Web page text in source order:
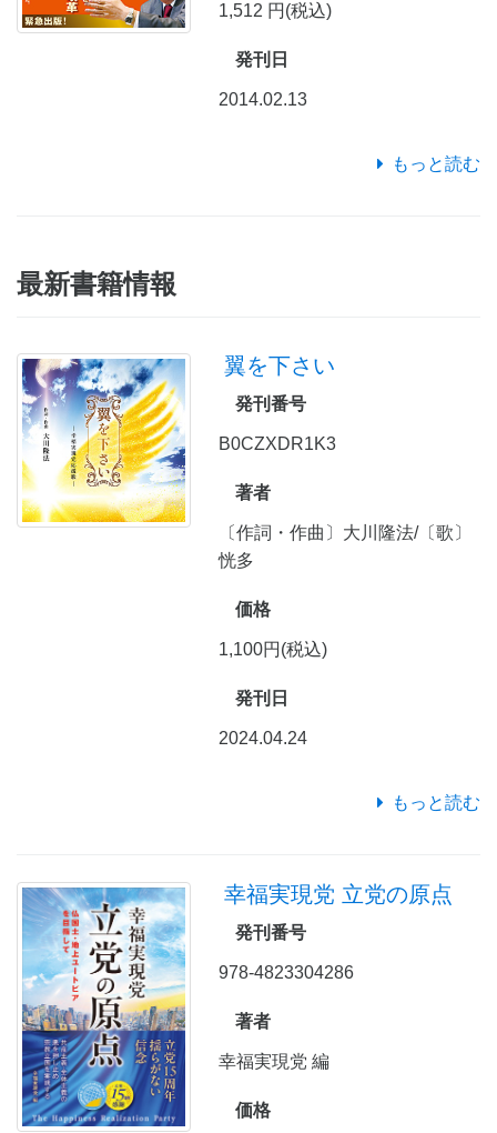
1,512 円(税込)
発刊日
2014.02.13
もっと読む
最新書籍情報
翼を下さい
発刊番号
B0CZXDR1K3
著者
〔作詞・作曲〕大川隆法/〔歌〕
恍多
価格
1,100円(税込)
発刊日
2024.04.24
もっと読む
幸福実現党 立党の原点
発刊番号
978-4823304286
著者
幸福実現党 編
価格